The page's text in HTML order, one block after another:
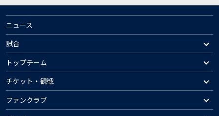
ニュース
試合
トップチーム
チケット・観戦
ファンクラブ